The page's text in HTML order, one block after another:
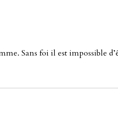
Sans foi il est im­pos­sib­le